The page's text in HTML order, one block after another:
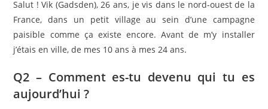
Salut ! Vik (Gadsden), 26 ans, je vis dans le nord-ouest de la
France, dans un petit village au sein d’une campagne
paisible comme ça existe encore. Avant de m’y installer
j’étais en ville, de mes 10 ans à mes 24 ans.
Q2 – Comment es-tu devenu qui tu es
aujourd’hui ?